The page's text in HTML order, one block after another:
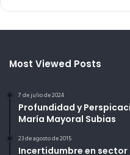
Most Viewed Posts
7 de julio de 2024
Profundidad y
María Mayoral Subias
23 de agosto de 2015
Incertidumbre en